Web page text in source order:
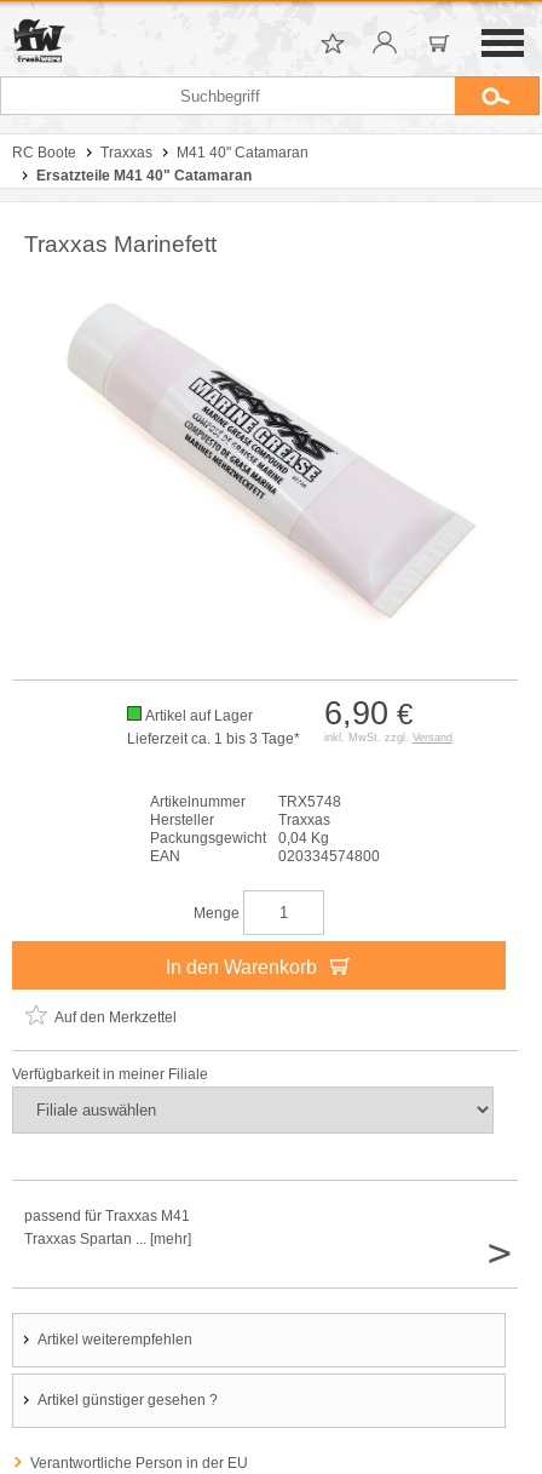
RC Boote Traxxas
M41 40" Catamaran
Ersatzteile M41 40" Catamaran
Traxxas Marinefett
6,90 €
inkl. MwSt. zzgl. Versand
Artikel auf Lager
Lieferzeit ca. 1 bis 3 Tage*
Artikelnummer
TRX5748
Hersteller
Traxxas
Packungsgewicht
0,04 Kg
EAN
020334574800
Menge
In den Warenkorb
Auf den Merkzettel
Verfügbarkeit in meiner Filiale
passend für Traxxas M41
Traxxas Spartan ... [mehr]
>
Artikel weiterempfehlen
Artikel günstiger gesehen ?
Verantwortliche Person in der EU